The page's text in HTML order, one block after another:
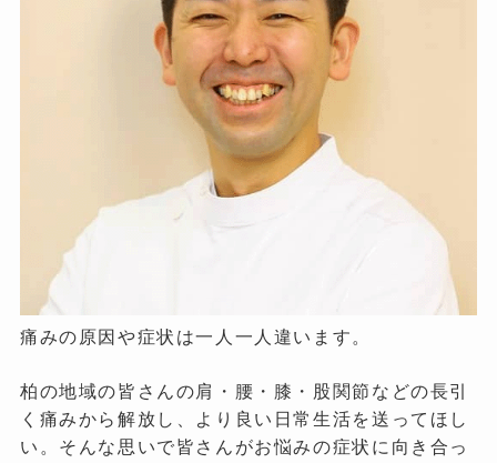
痛みの原因や症状は一人一人違います。
柏の地域の皆さんの肩・腰・膝・股関節などの長引
く痛みから解放し、より良い日常生活を送ってほし
い。そんな思いで皆さんがお悩みの症状に向き合っ